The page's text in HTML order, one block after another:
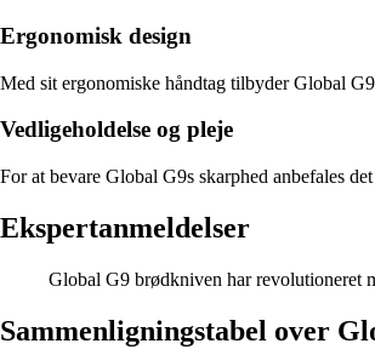
Ergonomisk design
Med sit ergonomiske håndtag tilbyder Global
Vedligeholdelse og pleje
For at bevare Global G9s skarphed anbefales
Ekspertanmeldelser
Global G9 brødkniven har revolutioneret
Sammenligningstabel over